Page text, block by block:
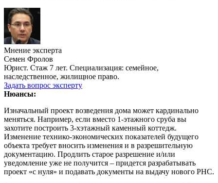
Мнение эксперта
Семен Фролов
Юрист. Стаж 7 лет. Специализация: семейное,
наследственное, жилищное право.
Задать вопрос эксперту
Нюансы:
Изначальный проект возведения дома может кардинально
меняться. Например, если вместо 1-этажного сруба вы
захотите построить 3-хэтажный каменный коттедж.
Изменение технико-экономических показателей будущего
объекта требует вносить изменения и в разрешительную
документацию. Продлить старое разрешение и/или
уведомление уже не получится – придется разрабатывать
проект «с нуля» и подавать документы на выдачу нового РНС.